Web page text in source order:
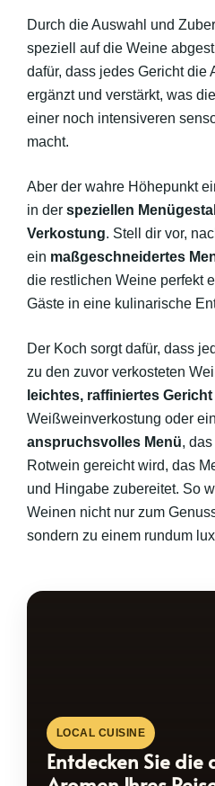
Durch die Auswahl und
speziell auf die Weine
dafür, dass jedes Gericht die
ergänzt und verstärkt, was
einer noch intensiveren
macht.
Aber der wahre Höhepunkt
in der speziellen
Verkostung. Stell dir vor,
ein maßgeschneidertes
die restlichen Weine perfekt
Gäste in eine kulinarische
Der Koch sorgt dafür, dass
zu den zuvor verkosteten
leichtes, raffiniertes Gericht
Weißweinverkostung oder ein
anspruchsvolles Menü,
Rotwein gereicht wird, das
und Hingabe zubereitet. So
Weinen nicht nur zum
sondern zu einem rundum
LOCAL CUISINE
Entdecken Sie die